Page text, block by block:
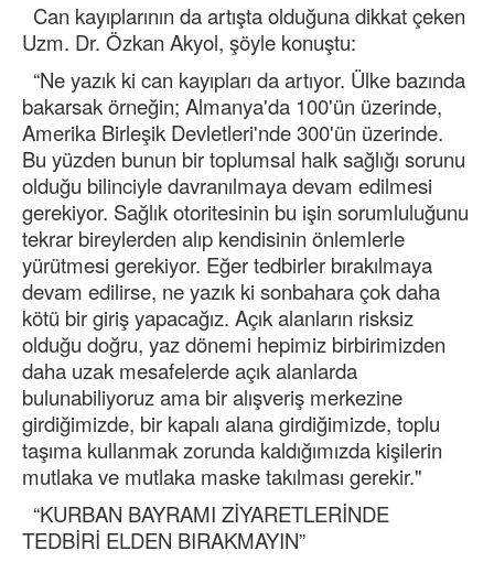
Can kayıplarının da artışta olduğuna dikkat çeken
Uzm. Dr. Özkan Akyol, şöyle konuştu:
“Ne yazık ki can kayıpları da artıyor. Ülke bazında
bakarsak örneğin; Almanya'da 100'ün üzerinde,
Amerika Birleşik Devletleri'nde 300'ün üzerinde.
Bu yüzden bunun bir toplumsal halk sağlığı sorunu
olduğu bilinciyle davranılmaya devam edilmesi
gerekiyor. Sağlık otoritesinin bu işin sorumluluğunu
tekrar bireylerden alıp kendisinin önlemlerle
yürütmesi gerekiyor. Eğer tedbirler bırakılmaya
devam edilirse, ne yazık ki sonbahara çok daha
kötü bir giriş yapacağız. Açık alanların risksiz
olduğu doğru, yaz dönemi hepimiz birbirimizden
daha uzak mesafelerde açık alanlarda
bulunabiliyoruz ama bir alışveriş merkezine
girdiğimizde, bir kapalı alana girdiğimizde, toplu
taşıma kullanmak zorunda kaldığımızda kişilerin
mutlaka ve mutlaka maske takılması gerekir."
“KURBAN BAYRAMI ZİYARETLERİNDE
TEDBİRİ ELDEN BIRAKMAYIN”